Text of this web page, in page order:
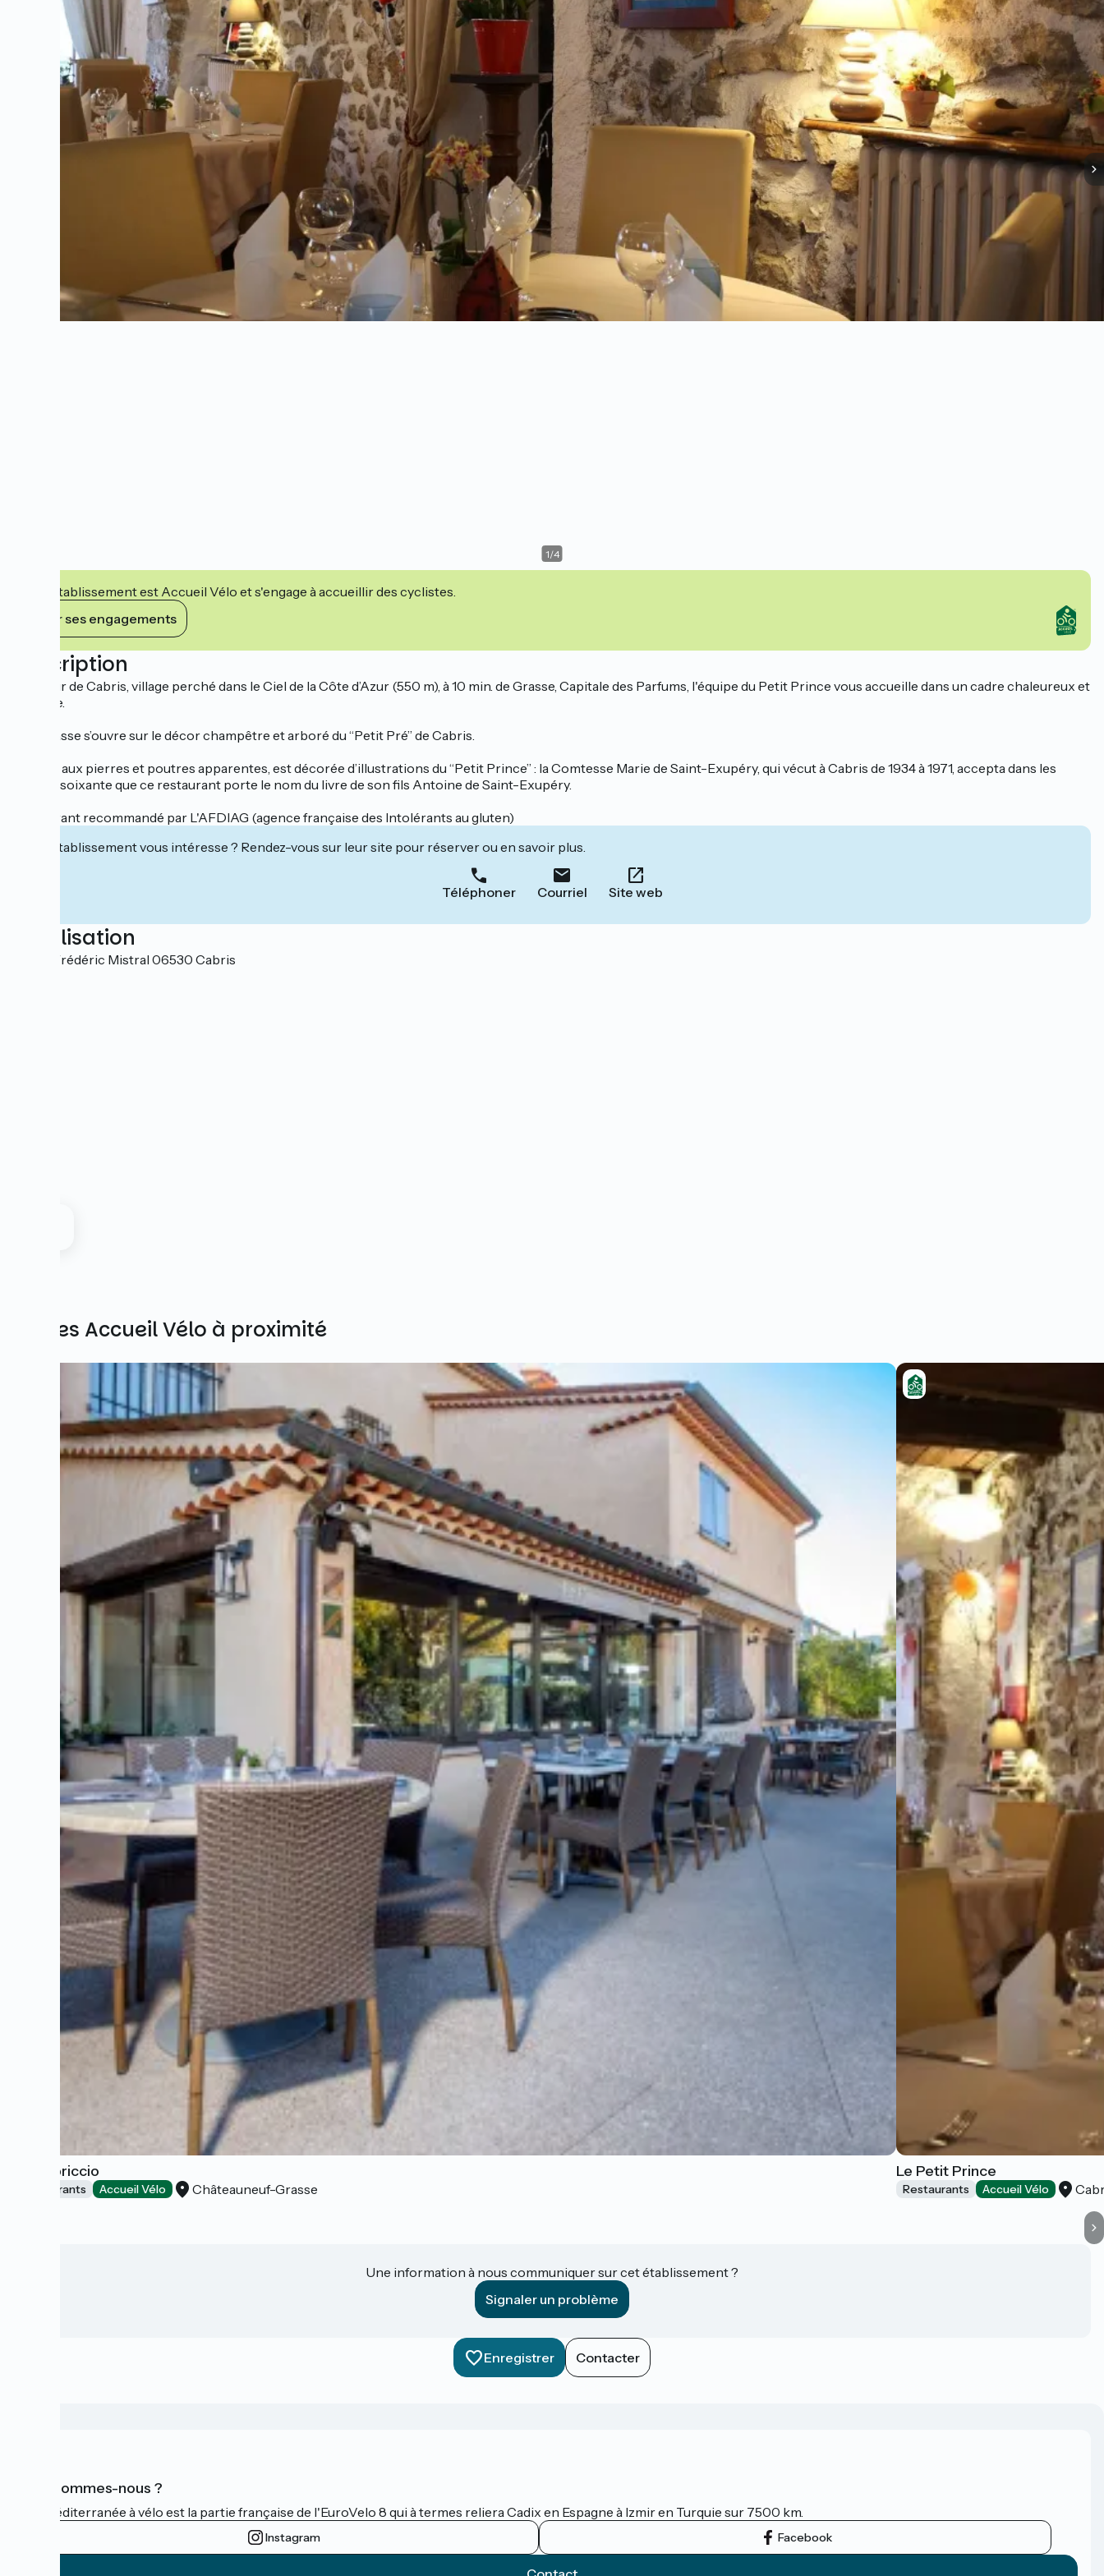
1/4
Cet établissement est Accueil Vélo et s'engage à accueillir des cyclistes.
Voir ses engagements
Description
Au cœur de Cabris, village perché dans le Ciel de la Côte d’Azur (550 m), à 10 min. de Grasse, Capitale des Parfums, l'équipe du Petit Prince vous accueille dans un cadre chaleureux et
rustique.
La terrasse s’ouvre sur le décor champêtre et arboré du “Petit Pré” de Cabris.
La salle, aux pierres et poutres apparentes, est décorée d’illustrations du “Petit Prince” : la Comtesse Marie de Saint-Exupéry, qui vécut à Cabris de 1934 à 1971, accepta dans les
années soixante que ce restaurant porte le nom du livre de son fils Antoine de Saint-Exupéry.
Restaurant recommandé par L'AFDIAG (agence française des Intolérants au gluten)
Cet établissement vous intéresse ? Rendez-vous sur leur site pour réserver ou en savoir plus.
Téléphoner Courriel Site web
Localisation
15, rue Frédéric Mistral 06530 Cabris
Autres Accueil Vélo à proximité
Le Capriccio
Restaurants Accueil Vélo Châteauneuf-Grasse
Le Petit Prince
Restaurants Accueil Vélo
Une information à nous communiquer sur cet établissement ?
Signaler un problème
Enregistrer Contacter
Qui sommes-nous ?
La Méditerranée à vélo est la partie française de l'EuroVelo 8 qui à termes reliera Cadix en Espagne à Izmir en Turquie sur 7500 km.
Instagram Facebook